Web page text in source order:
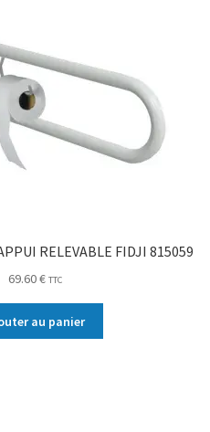
RELEVABLE FIDJI 815059
69.60€ TTC
au panier